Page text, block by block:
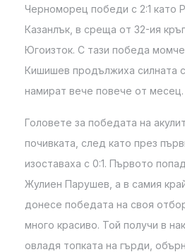
Черноморец победи с 2:1 като
Казанлък, в среща от 32-ия
Югоизток. С тази победа
Кишишев продължиха силната
намират вече повече от месец.
Головете за победата на
почивката, след като през
изоставаха с 0:1. Първото
Жулиен Парушев, а в самия
донесе победата на своя
много красиво. Той получи в
овладя топката на гърди,